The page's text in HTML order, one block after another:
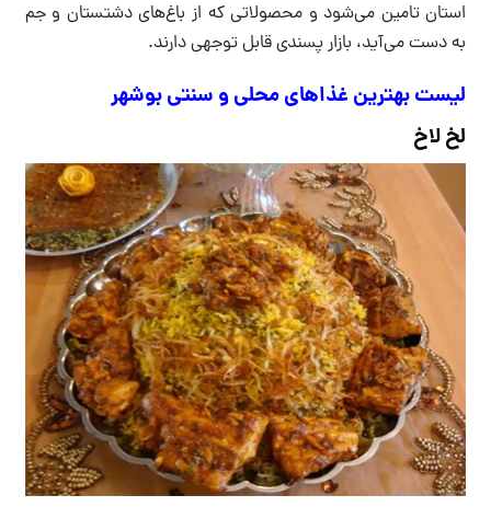
استان تامین می‌شود و محصولاتی که از باغ‌های دشتستان و جم
به دست می‌آید، بازار پسندی قابل توجهی دارند.
لیست بهترین غذاهای محلی و سنتی بوشهر
لخ لاخ